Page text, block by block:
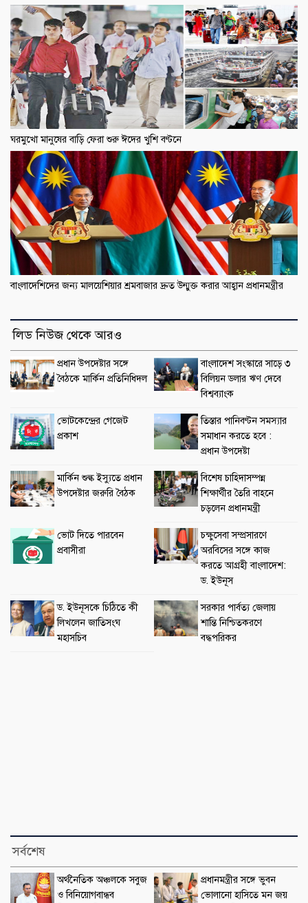
ঘরমুখো মানুষের বাড়ি ফেরা শুরু ঈদের খুশি বণ্টনে
বাংলাদেশিদের জন্য মালয়েশিয়ার শ্রমবাজার দ্রুত উন্মুক্ত করার আহ্বান প্রধানমন্ত্রীর
লিড নিউজ থেকে আরও
প্রধান উপদেষ্টার সঙ্গে
বৈঠকে মার্কিন প্রতিনিধিদল
বাংলাদেশ সংস্কারে সাড়ে ৩
বিলিয়ন ডলার ঋণ দেবে
বিশ্বব্যাংক
ভোটকেন্দ্রের গেজেট
প্রকাশ
তিস্তার পানিবণ্টন সমস্যার
সমাধান করতে হবে :
প্রধান উপদেষ্টা
মার্কিন শুল্ক ইস্যুতে প্রধান
উপদেষ্টার জরুরি বৈঠক
বিশেষ চাহিদাসম্পন্ন
শিক্ষার্থীর তৈরি বাহনে
চড়লেন প্রধানমন্ত্রী
ভোট দিতে পারবেন
প্রবাসীরা
চক্ষুসেবা সম্প্রসারণে
অরবিসের সঙ্গে কাজ
করতে আগ্রহী বাংলাদেশ:
ড. ইউনূস
ড. ইউনূসকে চিঠিতে কী
লিখলেন জাতিসংঘ
মহাসচিব
সরকার পার্বত্য জেলায়
শান্তি নিশ্চিতকরণে
বদ্ধপরিকর
সর্বশেষ
অর্থনৈতিক অঞ্চলকে সবুজ
ও বিনিয়োগবান্ধব
প্রধানমন্ত্রীর সঙ্গে ভুবন
ভোলানো হাসিতে মন জয়